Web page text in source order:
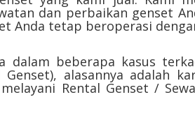
dan perbaikan genset
Anda tetap beroperasi
dalam beberapa kasus
alasannya adalah
Rental Genset /